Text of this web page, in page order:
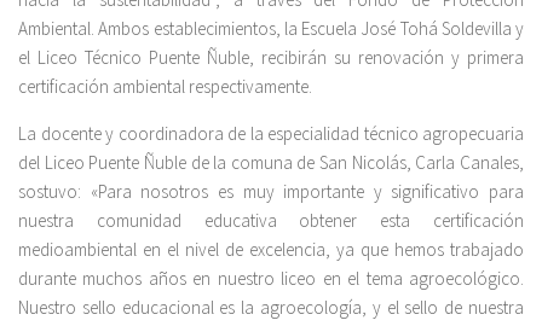
Ambiental. Ambos establecimientos, la Escuela José Tohá Soldevilla y
el Liceo Técnico Puente Ñuble, recibirán su renovación y primera
certificación ambiental respectivamente.
La docente y coordinadora de la especialidad técnico agropecuaria
del Liceo Puente Ñuble de la comuna de San Nicolás, Carla Canales,
sostuvo: «Para nosotros es muy importante y significativo para
nuestra comunidad educativa obtener esta certificación
medioambiental en el nivel de excelencia, ya que hemos trabajado
durante muchos años en nuestro liceo en el tema agroecológico.
Nuestro sello educacional es la agroecología, y el sello de nuestra